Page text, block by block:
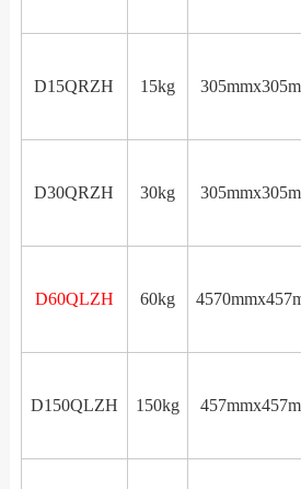
D15QRZH 15kg
D30QRZH 30kg
D60QLZH 60kg
D150QLZH 150kg